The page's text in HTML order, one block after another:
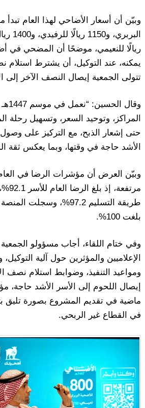
ريالًا للنعيمي، موضحًا أن المضحي في
يمكنه، عند التوكيل، أن يشترط استلام
تتولى الجمعية إيصال النصف الآخر إلى
وقال
المراكز، وتوحيد السعر، وتسهيل رحلة
حتى إشعار الذبح، مع التركيز على
الأشد حاجة في وقتها، وبما يعكس ثقة
وبيّن العرض أن مؤشرات الرضا في
طريقة التسليم 97.2%،
بلغت 100%.
وفي ختام اللقاء، أجاب مسؤولو
الإعلاميين والمؤثرين حول آلية
ومواعيد التنفيذ، وضوابط استلام نصف
إيصال اللحوم إلى الأسر الأشد حاجة،
ماضية في تقديم المشروع بصورة تليق
في القطاع غير الربحي.